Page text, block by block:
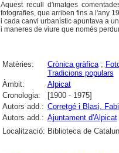
Aquest recull d'imatges
fotografies, que arriben fins a l'any
i cada canvi urbanístic apuntava a
i maneres de viure que només
Matèries: Crònica gràfica;
Tradicions populars
Àmbit:
Alpicat
Cronologia:
[1900 - 1975]
Autors add.: Corretgé i Blasi,
Autors add.: Ajuntament d'Alpicat
Localització: Biblioteca de